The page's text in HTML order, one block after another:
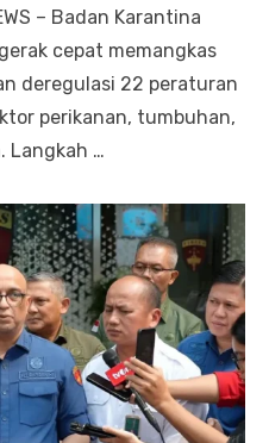
– Badan Karantina
cepat memangkas
deregulasi 22 peraturan
perikanan, tumbuhan,
Langkah …